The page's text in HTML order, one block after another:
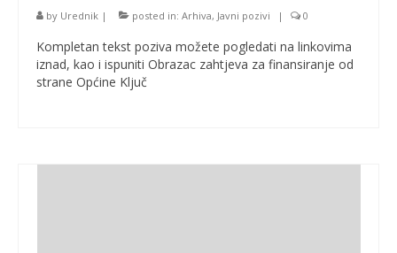
by Urednik | posted in: Arhiva, Javni pozivi | 0
Kompletan tekst poziva možete pogledati na linkovima
iznad, kao i ispuniti Obrazac zahtjeva za finansiranje od
strane Općine Ključ